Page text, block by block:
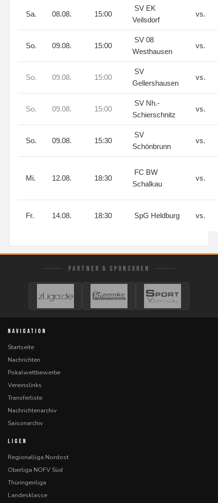
Sa. 08.08. 15:00
SV EK
Veilsdorf
vs.
So. 09.08. 15:00
SV 08
Westhausen
vs.
So. 09.08. 15:00
SV
Gellershausen
vs.
So. 09.08. 15:00
SV Nh.-
Schierschnitz
vs.
So. 09.08. 15:30
SV
Schönbrunn
vs.
Mi. 12.08. 18:30
FC BW
Schalkau
vs.
Fr. 14.08. 18:30 SpG Heldburg vs.
PARTNER & SPONSOREN
NAVIGATION
Startseite
Nachrichten
Pokalwettbewerbe
Vereinslinks
Transferliste
Nachrichtenarchiv
Saisonarchiv
LIGEN
Regionalliga Nordost
Oberliga NOFV Süd
Thüringenliga
Landesklasse